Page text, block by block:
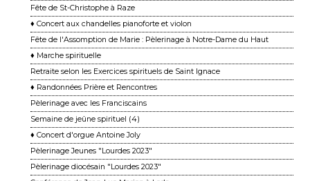
Fête de St-Christophe à Raze
♦ Concert aux chandelles pianoforte et violon
Fête de l'Assomption de Marie : Pèlerinage à Notre-Dame du Haut
♦ Marche spirituelle
Retraite selon les Exercices spirituels de Saint Ignace
♦ Randonnées Prière et Rencontres
Pèlerinage avec les Franciscains
Semaine de jeûne spirituel (4)
♦ Concert d'orgue Antoine Joly
Pèlerinage Jeunes "Lourdes 2023"
Pèlerinage diocésain "Lourdes 2023"